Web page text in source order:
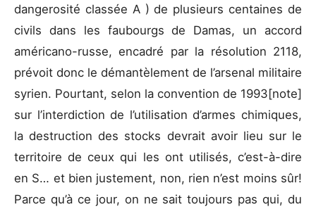
dangerosité classée A ) de plusieurs centaines de
civils dans les faubourgs de Damas, un accord
américano-russe, encadré par la résolution 2118,
prévoit donc le démantèlement de l’arsenal militaire
syrien. Pourtant, selon la convention de 1993[note]
sur l’interdiction de l’utilisation d’armes chimiques,
la destruction des stocks devrait avoir lieu sur le
territoire de ceux qui les ont utilisés, c’est-à-dire
en S… et bien justement, non, rien n’est moins sûr!
Parce qu’à ce jour, on ne sait toujours pas qui, du